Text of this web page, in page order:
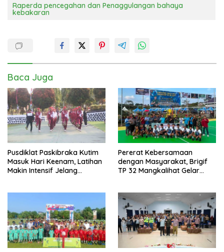
Raperda pencegahan dan Penaggulangan bahaya
kebakaran
Baca Juga
Pusdiklat Paskibraka Kutim
Masuk Hari Keenam, Latihan
Makin Intensif Jelang
Pererat Kebersamaan
dengan Masyarakat, Brigif
TP 32 Mangkalihat Gelar